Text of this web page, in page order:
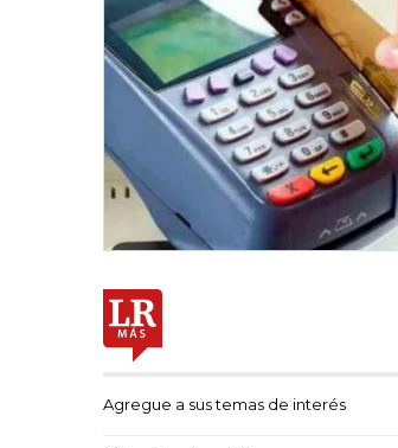
Agregue a sus temas de interés